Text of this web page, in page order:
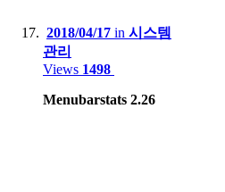
2018/04/17 in 시스템
관리
Views 1498
Menubarstats 2.26